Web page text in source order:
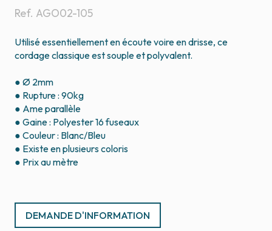
Ref. AGO02-105
Utilisé essentiellement en écoute voire en drisse, ce
cordage classique est souple et polyvalent.
● Ø 2mm
● Rupture : 90kg
● Ame parallèle
● Gaine : Polyester 16 fuseaux
● Couleur : Blanc/Bleu
● Existe en plusieurs coloris
● Prix au mètre
DEMANDE D'INFORMATION